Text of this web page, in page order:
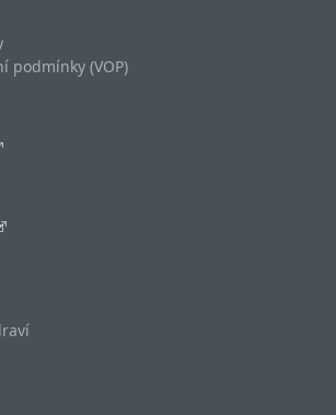
podmínky (VOP)